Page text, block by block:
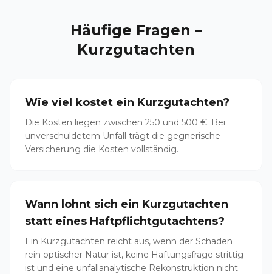
Häufige Fragen –
Kurzgutachten
Wie viel kostet ein Kurzgutachten?
Die Kosten liegen zwischen 250 und 500 €. Bei
unverschuldetem Unfall trägt die gegnerische
Versicherung die Kosten vollständig.
Wann lohnt sich ein Kurzgutachten
statt eines Haftpflichtgutachtens?
Ein Kurzgutachten reicht aus, wenn der Schaden
rein optischer Natur ist, keine Haftungsfrage strittig
ist und eine unfallanalytische Rekonstruktion nicht